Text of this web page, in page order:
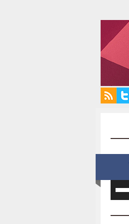
השתמש
כדי